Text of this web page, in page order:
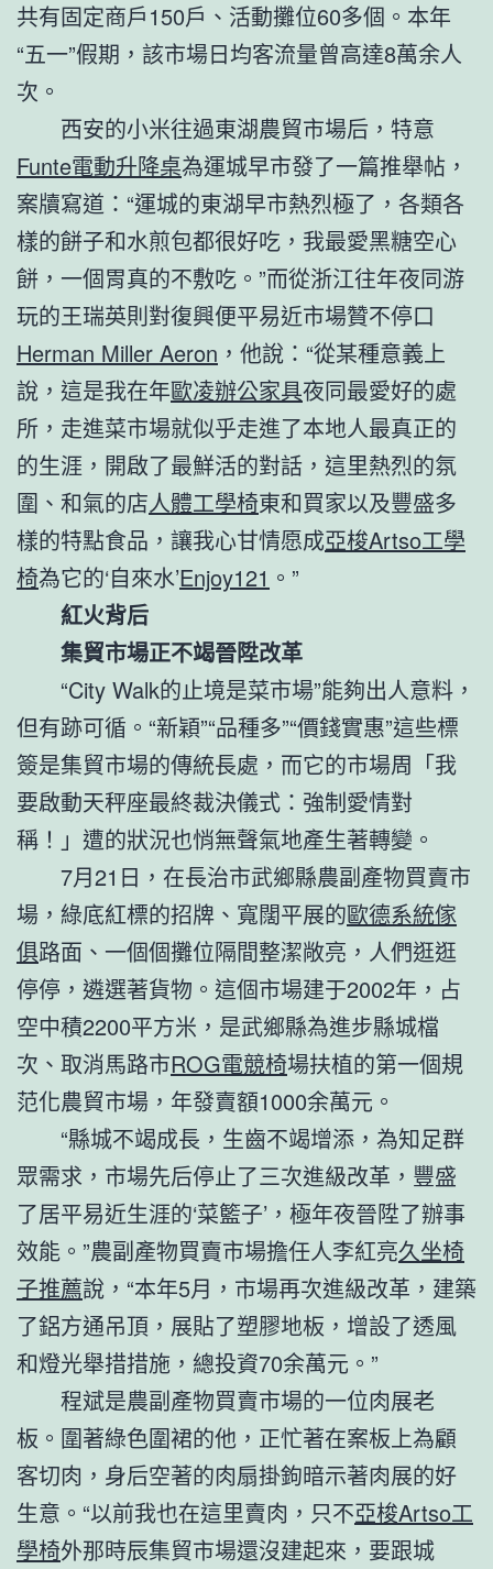
共有固定商戶150戶、活動攤位60多個。本年
“五一”假期，該市場日均客流量曾高達8萬余人
次。
西安的小米往過東湖農貿市場后，特意
Funte電動升降桌為運城早市發了一篇推舉帖，
案牘寫道：“運城的東湖早市熱烈極了，各類各
樣的餅子和水煎包都很好吃，我最愛黑糖空心
餅，一個胃真的不敷吃。”而從浙江往年夜同游
玩的王瑞英則對復興便平易近市場贊不停口
Herman Miller Aeron ，他說：“從某種意義上
說，這是我在年歐凌辦公家具夜同最愛好的處
所，走進菜市場就似乎走進了本地人最真正的
的生涯，開啟了最鮮活的對話，這里熱烈的氛
圍、和氣的店人體工學椅東和買家以及豐盛多
樣的特點食品，讓我心甘情愿成亞梭Artso工學
椅為它的‘自來水’Enjoy121 。”
紅火背后
集貿市場正不竭晉陞改革
“City Walk的止境是菜市場”能夠出人意料，
但有跡可循。“新穎”“品種多”“價錢實惠”這些標
簽是集貿市場的傳統長處，而它的市場周「我
要啟動天秤座最終裁決儀式：強制愛情對
稱！」遭的狀況也悄無聲氣地產生著轉變。
7月21日，在長治市武鄉縣農副產物買賣市
場，綠底紅標的招牌、寬闊平展的歐德系統傢
俱路面、一個個攤位隔間整潔敞亮，人們逛逛
停停，遴選著貨物。這個市場建于2002年，占
空中積2200平方米，是武鄉縣為進步縣城檔
次、取消馬路市ROG電競椅場扶植的第一個規
范化農貿市場，年發賣額1000余萬元。
“縣城不竭成長，生齒不竭增添，為知足群
眾需求，市場先后停止了三次進級改革，豐盛
了居平易近生涯的‘菜籃子’，極年夜晉陞了辦事
效能。”農副產物買賣市場擔任人李紅亮久坐椅
子推薦說，“本年5月，市場再次進級改革，建築
了鋁方通吊頂，展貼了塑膠地板，增設了透風
和燈光舉措措施，總投資70余萬元。”
程斌是農副產物買賣市場的一位肉展老
板。圍著綠色圍裙的他，正忙著在案板上為顧
客切肉，身后空著的肉扇掛鉤暗示著肉展的好
生意。“以前我也在這里賣肉，只不亞梭Artso工
學椅外那時辰集貿市場還沒建起來，要跟城